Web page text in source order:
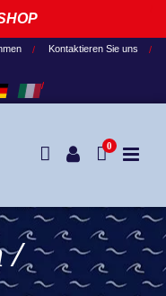
Kontaktieren Sie uns
0
/